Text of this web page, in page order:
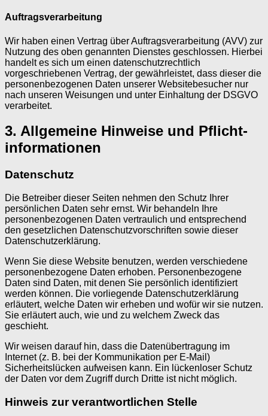
Auftragsverarbeitung
Wir haben einen Vertrag über Auftragsverarbeitung (AVV) zur
Nutzung des oben genannten Dienstes geschlossen. Hierbei
handelt es sich um einen datenschutzrechtlich
vorgeschriebenen Vertrag, der gewährleistet, dass dieser die
personenbezogenen Daten unserer Websitebesucher nur
nach unseren Weisungen und unter Einhaltung der DSGVO
verarbeitet.
3. Allgemeine Hinweise und Pflicht­
informationen
Datenschutz
Die Betreiber dieser Seiten nehmen den Schutz Ihrer
persönlichen Daten sehr ernst. Wir behandeln Ihre
personenbezogenen Daten vertraulich und entsprechend
den gesetzlichen Datenschutzvorschriften sowie dieser
Datenschutzerklärung.
Wenn Sie diese Website benutzen, werden verschiedene
personenbezogene Daten erhoben. Personenbezogene
Daten sind Daten, mit denen Sie persönlich identifiziert
werden können. Die vorliegende Datenschutzerklärung
erläutert, welche Daten wir erheben und wofür wir sie nutzen.
Sie erläutert auch, wie und zu welchem Zweck das
geschieht.
Wir weisen darauf hin, dass die Datenübertragung im
Internet (z. B. bei der Kommunikation per E-Mail)
Sicherheitslücken aufweisen kann. Ein lückenloser Schutz
der Daten vor dem Zugriff durch Dritte ist nicht möglich.
Hinweis zur verantwortlichen Stelle